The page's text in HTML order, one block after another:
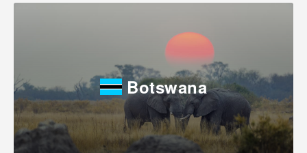
Botswana